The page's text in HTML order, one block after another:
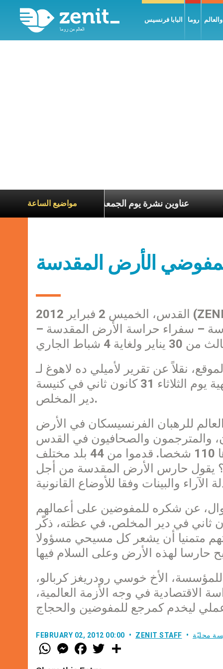
البابا فرنسيس روما
مواضيع الساعةعناوين نشرة يوم الجمعة 7 آب 2026: السلام يُبنى بصبر يومًا بعد يوم الآخرين
لمفوضي الأرض المقدسة
القدس، الخميس 2 فبراير 2012 (ZENIT.org). – أعلم موقع البطريركية اللاتينية في القدس
للأرض المقدسة – سفراء حراسة الأرض المقدسة –
اللاتيني فؤاد طوال قد ترأس بالمناسبة الذبيحة الإلهية يوم الثلاثاء 31 كانون ثاني في كنيسة
دير المخلص.
للرهبان الفرنسيسكان في الأرض
والمترجمون والصحافيون في القدس
لمدة ست أيام في مجموعة بلغ عدد أفرادها 110 شخصا. قدموا من 44 بلد مختلف
حارس الأرض المقدسة من أجل
عن شكره للمفوضين على أعمالهم
الذي ترأسه أمس في 31 كانون ثاني في دير المخلص. في عظته، ذكّر
متمنيا أن يشعر كل مسيحي مسؤولا
الأخ خوسي رودريغز كربالو،
الاقتصادية في وجه الأزمة العالمية،
FEBRUARY 02, 2012 00:00 ZENIT STAFF محليّة
W
h
M
e
F
a w